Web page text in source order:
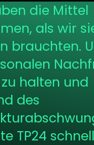
die Mittel
als wir
brauchten.
halten und
des
TP24